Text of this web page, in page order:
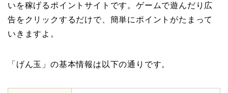
いを稼げるポイントサイトです。ゲームで遊んだり広
告をクリックするだけで、簡単にポイントがたまって
いきますよ。
「げん玉」の基本情報は以下の通りです。